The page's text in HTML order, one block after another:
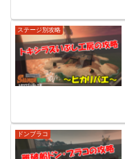
ステージ別攻略
ドンブラコ